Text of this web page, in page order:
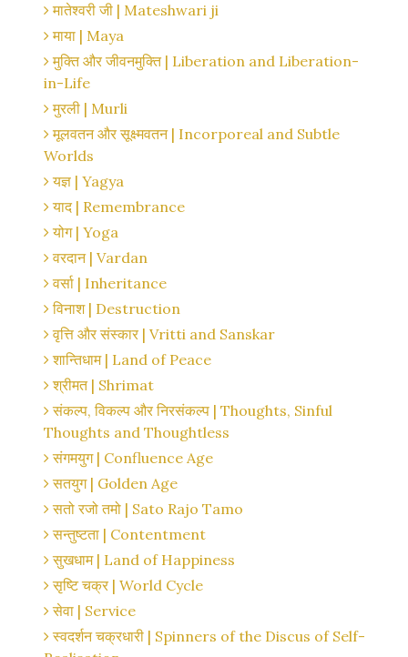
मातेश्वरी जी | Mateshwari ji
माया | Maya
मुक्ति और जीवनमुक्ति | Liberation and Liberation-
in-Life
मुरली | Murli
मूलवतन और सूक्ष्मवतन | Incorporeal and Subtle
Worlds
यज्ञ | Yagya
याद | Remembrance
योग | Yoga
वरदान | Vardan
वर्सा | Inheritance
विनाश | Destruction
वृत्ति और संस्कार | Vritti and Sanskar
शान्तिधाम | Land of Peace
श्रीमत | Shrimat
संकल्प, विकल्प और निरसंकल्प | Thoughts, Sinful
Thoughts and Thoughtless
संगमयुग | Confluence Age
सतयुग | Golden Age
सतो रजो तमो | Sato Rajo Tamo
सन्तुष्टता | Contentment
सुखधाम | Land of Happiness
सृष्टि चक्र | World Cycle
सेवा | Service
स्वदर्शन चक्रधारी | Spinners of the Discus of Self-